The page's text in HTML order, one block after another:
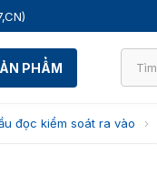
PHẨM
đọc kiểm soát ra vào ›